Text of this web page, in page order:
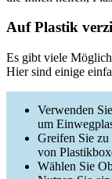
Auf Plastik
Es gibt viele
Hier sind einige
Verwenden
um
Greifen Sie zu
von
Wählen Sie